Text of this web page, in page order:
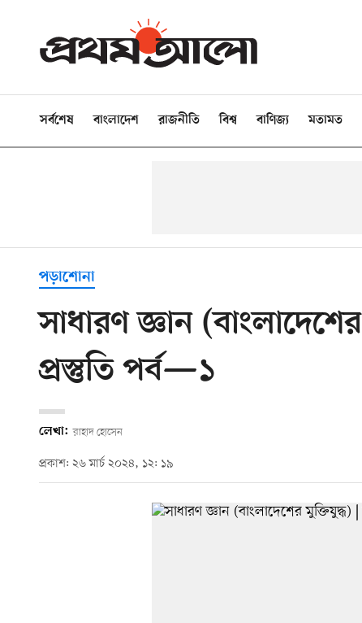
সর্বশেষ বাংলাদেশ রাজনীতি বিশ্ব বাণিজ্য মতামত
পড়াশোনা
সাধারণ জ্ঞান
প্রস্তুতি পর্ব—১
লেখা: রাহাদ হোসেন
প্রকাশ: ২৬ মার্চ ২০২৪, ১২: ১৯